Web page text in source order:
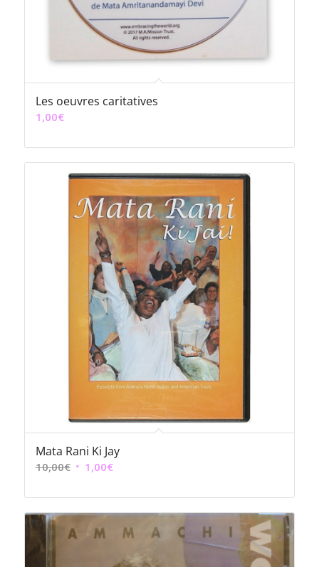
Les oeuvres caritatives
1,00€
Mata Rani Ki Jay
10,00€ Le
initial
était :
10,00€.
1,00€Le
actuel
est :
1,00€.